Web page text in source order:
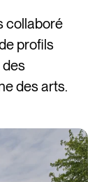
collaboré
profils
des arts.